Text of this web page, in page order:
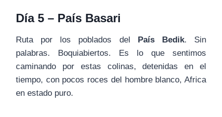
Día 5 – País Basari
Ruta por los poblados del País Bedik. Sin
palabras. Boquiabiertos. Es lo que sentimos
caminando por estas colinas, detenidas en el
tiempo, con pocos roces del hombre blanco, Africa
en estado puro.